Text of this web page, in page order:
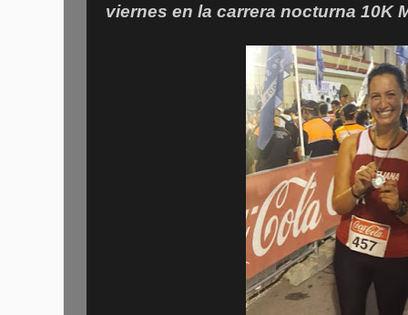
viernes en la carrera nocturna 10K